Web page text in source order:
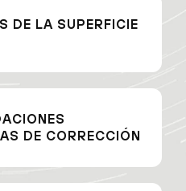
DE LA SUPERFICIE
DE CORRECCIÓN